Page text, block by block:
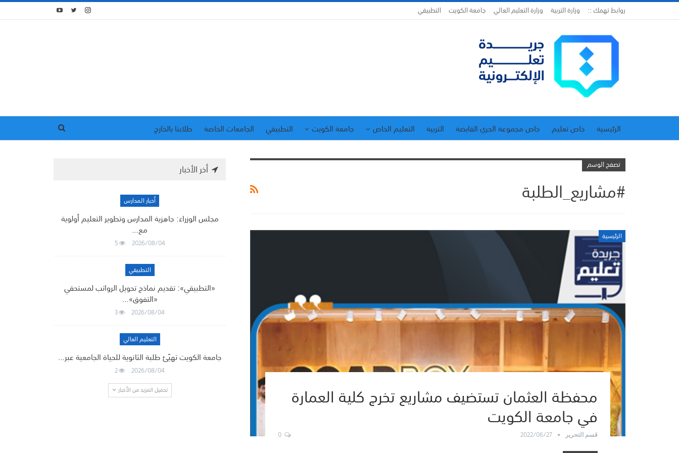
روابط تهمك :: وزارة التربية وزارة التعليم العالي جامعة الكويت التطبيقي
الرئيسية خاص تعليم خاص مجموعة الجري القابضة التربية التعليم الخاص جامعة الكويت التطبيقي الجامعات الخاصة
طلابنا بالخارج
تصفح الوسم
#مشاريع_الطلبة
الرئيسية
محفظة العثمان تستضيف مشاريع تخرج كلية العمارة
في جامعة الكويت
قسم التحرير 2022/06/27
أخر الأخبار
أخبار المدارس
مجلس الوزراء: جاهزية المدارس وتطوير التعليم أولوية
مع…
2026/08/04
5
التطبيقي
«التطبيقي»: تقديم نماذج تحويل الرواتب لمستحقي
«التفوق»…
2026/08/04
3
التعليم العالي
جامعة الكويت تهيّئ طلبة الثانوية للحياة الجامعية عبر…
2026/08/04
2
تحميل المزيد من الأخبار